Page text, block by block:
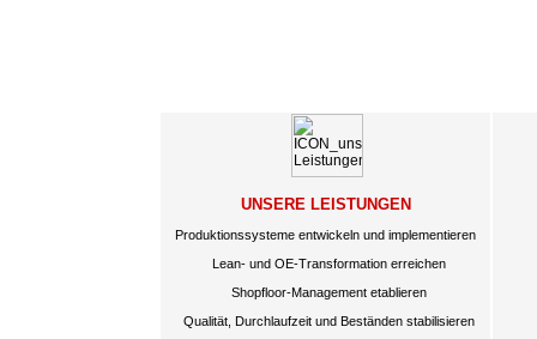
UNSERE LEISTUNGEN
Produktionssysteme entwickeln und implementieren
Lean- und OE-Transformation erreichen
Shopfloor-Management etablieren
Qualität, Durchlaufzeit und Beständen stabilisieren